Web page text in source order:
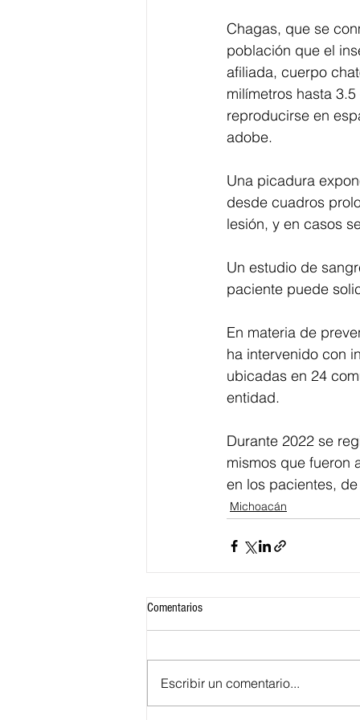
Chagas, que se
población que el
afiliada, cuerpo
milímetros hasta
reproducirse en
adobe.
Una picadura
desde cuadros
lesión, y en casos
Un estudio de
paciente puede
En materia de
ha intervenido con
ubicadas en 24
entidad.
Durante 2022 se
mismos que fueron
en los pacientes,
Michoacán
Comentarios
Escribir un comentario...